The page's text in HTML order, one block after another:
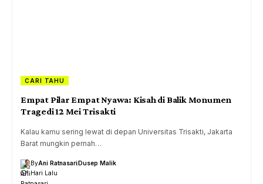
CARI TAHU
Empat Pilar Empat Nyawa: Kisah di Balik Monumen
Tragedi 12 Mei Trisakti
Kalau kamu sering lewat di depan Universitas Trisakti, Jakarta
Barat mungkin pernah…
ByAni RatnasariDusep Malik
1 Hari Lalu